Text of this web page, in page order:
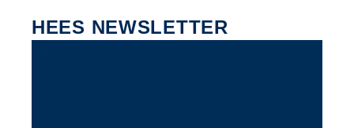
HEES NEWSLETTER